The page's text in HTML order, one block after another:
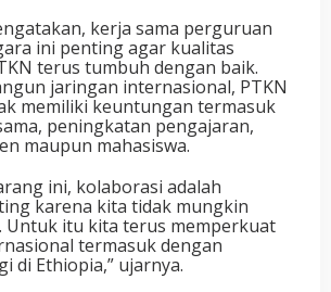
kerja sama perguruan
ini penting agar kualitas
terus tumbuh dengan baik.
jaringan internasional, PTKN
memiliki keuntungan termasuk
peningkatan pengajaran,
maupun mahasiswa.
ini, kolaborasi adalah
karena kita tidak mungkin
Untuk itu kita terus memperkuat
termasuk dengan
di Ethiopia,” ujarnya.